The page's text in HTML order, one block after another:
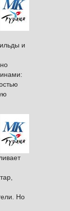
и
Но